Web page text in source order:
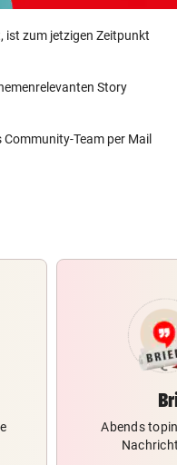
ist zum jetzigen Zeitpunkt
Story
Team per Mail
Abends